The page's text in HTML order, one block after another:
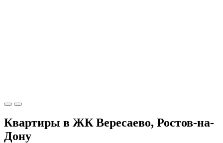
Квартиры в ЖК Вересаево, Ростов-на-
Дону